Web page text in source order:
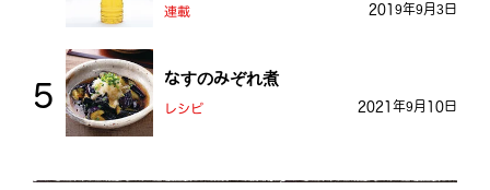
連載 2019年9月3日
なすのみぞれ煮
レシピ 2021年9月10日